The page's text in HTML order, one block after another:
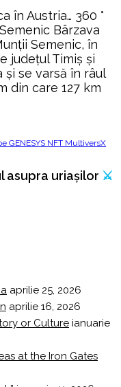
în Austria… 360 °
Bârzava
Semenic, în
județul Timiș și
și se varsă în râul
din care 127 km
asupra uriașilor ⚔️
aprilie 25, 2026
aprilie 16, 2026
or Culture ianuarie
at the Iron Gates